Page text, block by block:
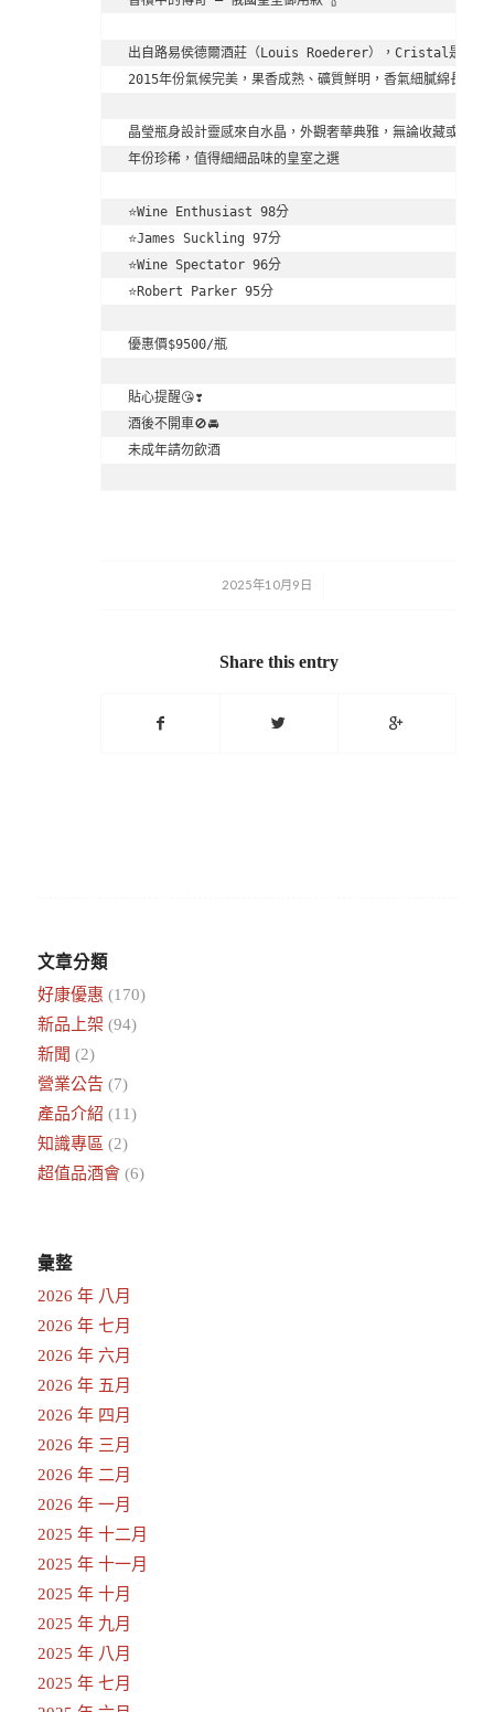
出自路易侯德爾酒莊（Louis Roederer），Cristal是世界
2015年份氣候完美，果香成熟、礦質鮮明，香氣細膩綿長，
晶瑩瓶身設計靈感來自水晶，外觀奢華典雅，無論收藏或送禮
年份珍稀，值得細細品味的皇室之選
⭐️Wine Enthusiast 98分
⭐️James Suckling 97分
⭐️Wine Spectator 96分
⭐️Robert Parker 95分
優惠價$9500/瓶
貼心提醒😘❣️
酒後不開車🚫🚘
未成年請勿飲酒
2025年10月9日
/
Share this entry
文章分類
好康優惠 (170)
新品上架 (94)
新聞 (2)
營業公告(7)
產品介紹 (11)
知識專區 (2)
超值品酒會(6)
彙整
2026 年 八月
2026 年 七月
2026 年 六月
2026 年 五月
2026 年 四月
2026 年 三月
2026 年 二月
2026 年 一月
2025 年 十二月
2025 年 十一月
2025 年 十月
2025 年 九月
2025 年 八月
2025 年 七月